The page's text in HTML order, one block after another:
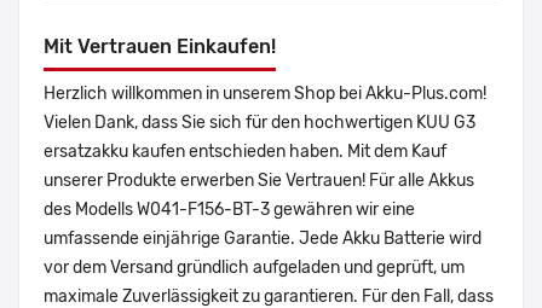
Mit Vertrauen Einkaufen!
Herzlich willkommen in unserem Shop bei Akku-Plus.com!
Vielen Dank, dass Sie sich für den hochwertigen KUU G3
ersatzakku kaufen entschieden haben. Mit dem Kauf
unserer Produkte erwerben Sie Vertrauen! Für alle Akkus
des Modells W041-F156-BT-3 gewähren wir eine
umfassende einjährige Garantie. Jede Akku Batterie wird
vor dem Versand gründlich aufgeladen und geprüft, um
maximale Zuverlässigkeit zu garantieren. Für den Fall, dass